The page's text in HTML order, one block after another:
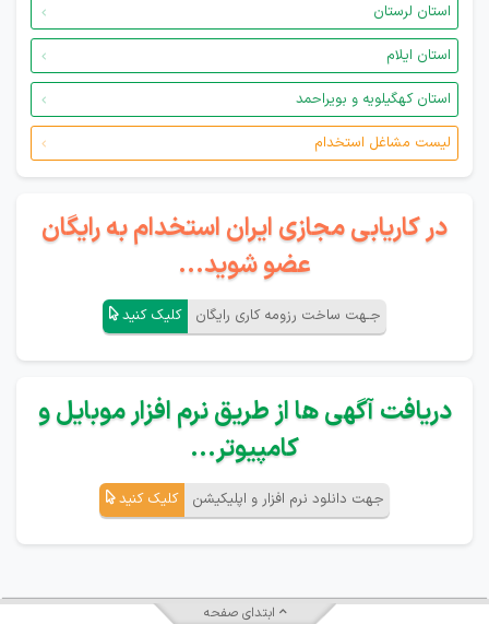
استان لرستان
استان ایلام
استان کهگیلویه و بویراحمد
لیست مشاغل استخدام
در کاریابی مجازی ایران استخدام به رایگان
عضو شوید...
جـهت ساخت رزومه کاری رایگان کلیک کنید
دریافت آگهی ها از طریق نرم افزار موبایل و
کامپیوتر...
جهت دانلود نرم افزار و اپلیکیشن کلیک کنید
ابتدای صفحه